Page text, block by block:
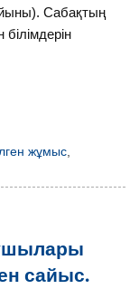
Сабақтың
жұмыс,
сайыс.